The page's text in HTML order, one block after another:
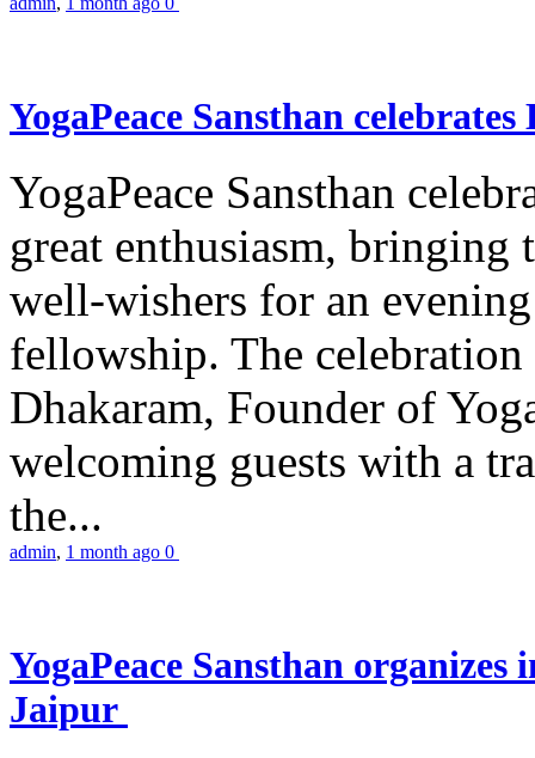
YogaPeace Sansthan
YogaPeace Sansthan
great enthusiasm, bringing
well-wishers for an
fellowship. The
Dhakaram, Founder of
welcoming guests with a
the...
admin, 1 month ago 0
YogaPeace Sansthan
Jaipur